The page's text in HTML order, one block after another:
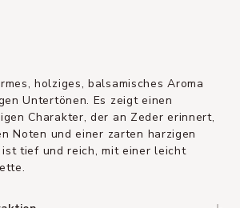
holziges, balsamisches Aroma
Untertönen. Es zeigt einen
Charakter, der an Zeder erinnert,
Noten und einer zarten harzigen
tief und reich, mit einer leicht